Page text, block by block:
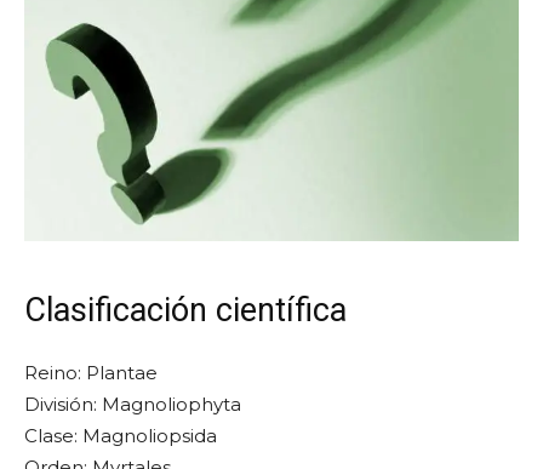
Clasificación científica
Reino: Plantae
División: Magnoliophyta
Clase: Magnoliopsida